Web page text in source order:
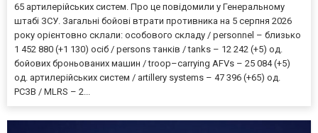
65 артилерійських систем. Про це повідомили у Генеральному
штабі ЗСУ. Загальні бойові втрати противника на 5 серпня 2026
року орієнтовно склали: особового складу / personnel – близько
1 452 880 (+1 130) осіб / persons танків / tanks – 12 242 (+5) од.
бойових броньованих машин / troop–carrying AFVs – 25 084 (+5)
од. артилерійських систем / artillery systems – 47 396 (+65) од.
РСЗВ / MLRS – 2...